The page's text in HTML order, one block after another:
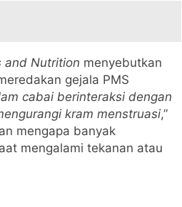
and Nutrition menyebutkan
gejala PMS
cabai berinteraksi dengan
kram menstruasi,”
mengapa banyak
mengalami tekanan atau